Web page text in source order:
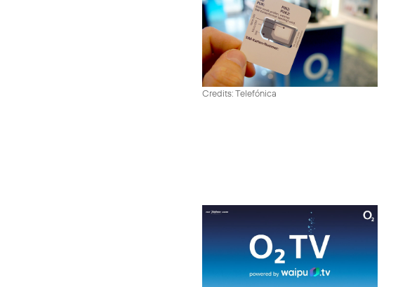
Credits: Telefónica